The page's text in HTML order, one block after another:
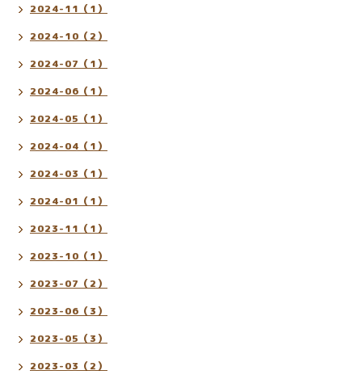
2024-11（1）
2024-10（2）
2024-07（1）
2024-06（1）
2024-05（1）
2024-04（1）
2024-03（1）
2024-01（1）
2023-11（1）
2023-10（1）
2023-07（2）
2023-06（3）
2023-05（3）
2023-03（2）